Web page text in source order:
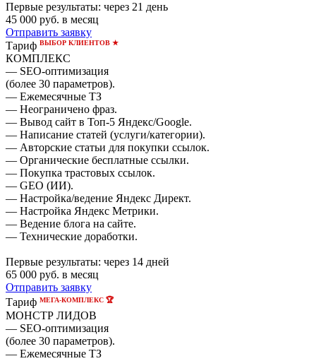
Первые результаты: через 21 день
45 000 руб. в месяц
Отправить заявку
Тариф ВЫБОР КЛИЕНТОВ ★
КОМПЛЕКС
— SEO-оптимизация
(более 30 параметров).
— Ежемесячные ТЗ
— Неограничено фраз.
— Вывод сайт в Топ-5 Яндекс/Google.
— Написание статей (услуги/категории).
— Авторские статьи для покупки ссылок.
— Органические бесплатные ссылки.
— Покупка трастовых ссылок.
— GEO (ИИ).
— Настройка/ведение Яндекс Директ.
— Настройка Яндекс Метрики.
— Ведение блога на сайте.
— Технические доработки.
Первые результаты: через 14 дней
65 000 руб. в месяц
Отправить заявку
Тариф МЕГА-КОМПЛЕКС 🏆
МОНСТР ЛИДОВ
— SEO-оптимизация
(более 30 параметров).
— Ежемесячные ТЗ